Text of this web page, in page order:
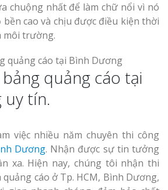
chuộng nhất để làm chữ nổi vì nó
cao và chịu được điều kiện thời
môi trường.
quảng cáo tại
uy tín.
việc nhiều năm chuyên thi công
Dương. Nhận được sự tin tưởng
xa. Hiện nay, chúng tôi nhận thi
cáo ở Tp. HCM, Bình Dương,